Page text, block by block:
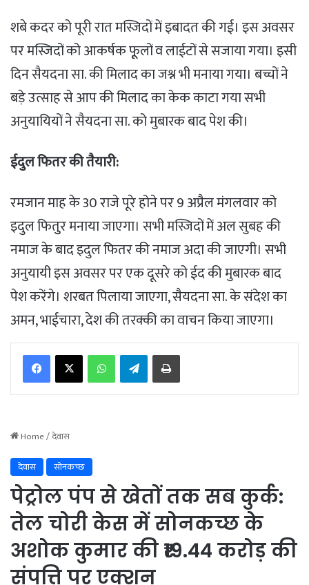
शबे कदर को पूरी रात मस्जिदों में इबादत की गई। इस अवसर
पर मस्जिदों को आकर्षक फूूलों व लाईटों से सजाया गया। इसी
दिन सैयदना सा. की मिलाद का जश्न भी मनाया गया। बच्चों ने
बड़े उत्साह से आप की मिलाद का केक काटा गया सभी
अनुयायियों ने सैयदना सा. को मुबारक बाद पेश की।
ईदुल फितर की तैयारी:
रमजान माह के 30 राजे पूरे होने पर 9 अप्रैल मंगलवार को
इदुल फितुुर मनाया जाएगा। सभी मस्जिदों में अल सुबह की
नमाज के बाद इदुल फितर की नमाज अदा की जाएगी। सभी
अनुयायी इस अवसर पर एक दूसरे को ईद की मुबारक बाद
पेश करेंगे। शरबत पिलाया जाएगा, सैयदना सा. के संदेश का
अमन, भाईचारा, देश की तरक्की का वाचन किया जाएगा।
Telegram